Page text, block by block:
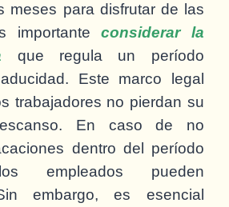
meses para disfrutar de las
importanteconsiderar la
que regula un período
Este marco legal
trabajadores no pierdan su
En caso de no
dentro del período
empleados pueden
embargo, es esencial